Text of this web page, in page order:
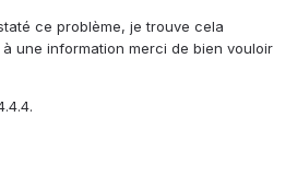
ce problème, je trouve cela
une information merci de bien vouloir